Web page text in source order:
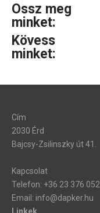
Ossz meg
minket:
Kövess
minket:
Cím
2030 Érd
Bajcsy-Zsilinszky út 41.
Kapcsolat
Telefon: +36 23 376 052
Email: info@dapker.hu
Linkek